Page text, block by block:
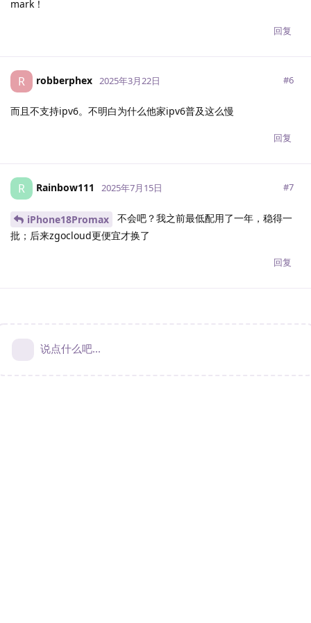
mark！
回复
R robberphex 2025年3月22日 #6
而且不支持ipv6。不明白为什么他家ipv6普及这么慢
回复
R Rainbow111 2025年7月15日 #7
iPhone18Promax
不会吧？我之前最低配用了一年，稳得一
批；后来zgocloud更便宜才换了
回复
说点什么吧...